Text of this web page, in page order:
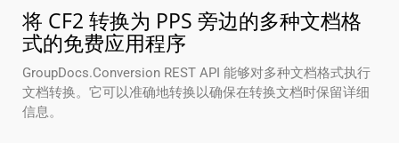
将 CF2 转换为 PPS 旁边的多种文档格
式的免费应用程序
GroupDocs.Conversion REST API 能够对多种文档格式执行
文档转换。它可以准确地转换以确保在转换文档时保留详细
信息。